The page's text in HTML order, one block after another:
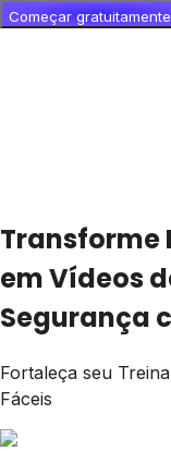
Começar gratuitamente
Transforme
em Vídeos
Segurança
Fortaleça seu
Fáceis